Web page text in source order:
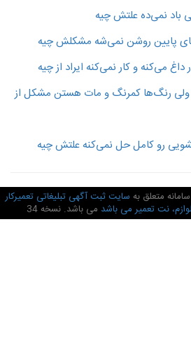
نمی‌ده علتش چیه
پایین روشن نمی‌شه مشکلش چیه
می‌کنه و کار نمی‌کنه ایراد از چیه
رنگ‌ها کمرنگ و مات هستن مشکل از
رو کامل حل نمی‌کنه علتش چیه
متعلق به سایت ثبت آگهی تبلیغاتی تعمیرکار
نت تعمیر می باشدمی باشد. نسخه 34